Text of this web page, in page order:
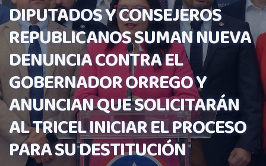
DIPUTADOS Y CONSEJEROS
REPUBLICANOS SUMAN NUEVA
DENUNCIA CONTRA EL
GOBERNADOR ORREGO Y
ANUNCIAN QUE SOLICITARÁN
AL TRICEL INICIAR EL PROCESO
PARA SU DESTITUCIÓN